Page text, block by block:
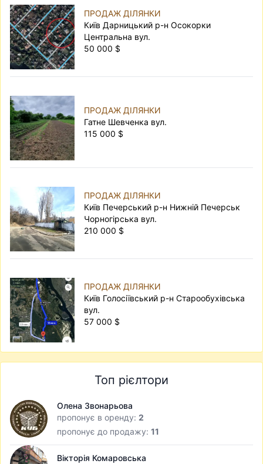
ПРОДАЖ ДІЛЯНКИ
Київ Дарницький р-н Осокорки
Центральна вул.
50 000 $
ПРОДАЖ ДІЛЯНКИ
Гатне Шевченка вул.
115 000 $
ПРОДАЖ ДІЛЯНКИ
Київ Печерський р-н Нижній Печерськ
Чорногірська вул.
210 000 $
ПРОДАЖ ДІЛЯНКИ
Київ Голосіївський р-н Старообухівська
вул.
57 000 $
Топ рієлтори
Олена Звонарьова
пропонує в оренду: 2
пропонує до продажу: 11
Вікторія Комаровська